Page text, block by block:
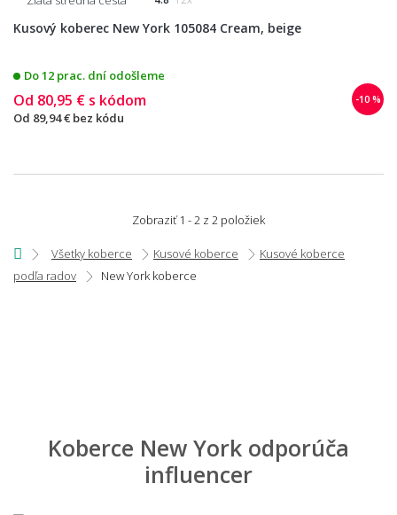
Kusový koberec New York 105084 Cream, beige
Do 12 prac. dní odošleme
-10 %
Od 80,95 € s kódom
Od 89,94 € bez kódu
Zobraziť 1 - 2 z 2 položiek
Všetky koberce Kusové koberce
Kusové koberce
podľa radov
New York koberce
Koberce New York odporúča
influencer